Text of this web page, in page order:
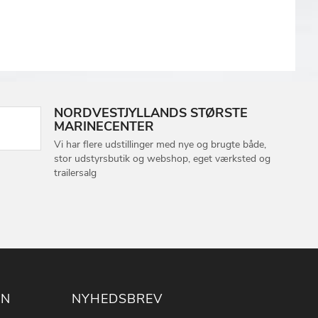
NORDVESTJYLLANDS STØRSTE
MARINECENTER
Vi har flere udstillinger med nye og brugte både,
stor udstyrsbutik og webshop, eget værksted og
trailersalg
NYHEDSBREV